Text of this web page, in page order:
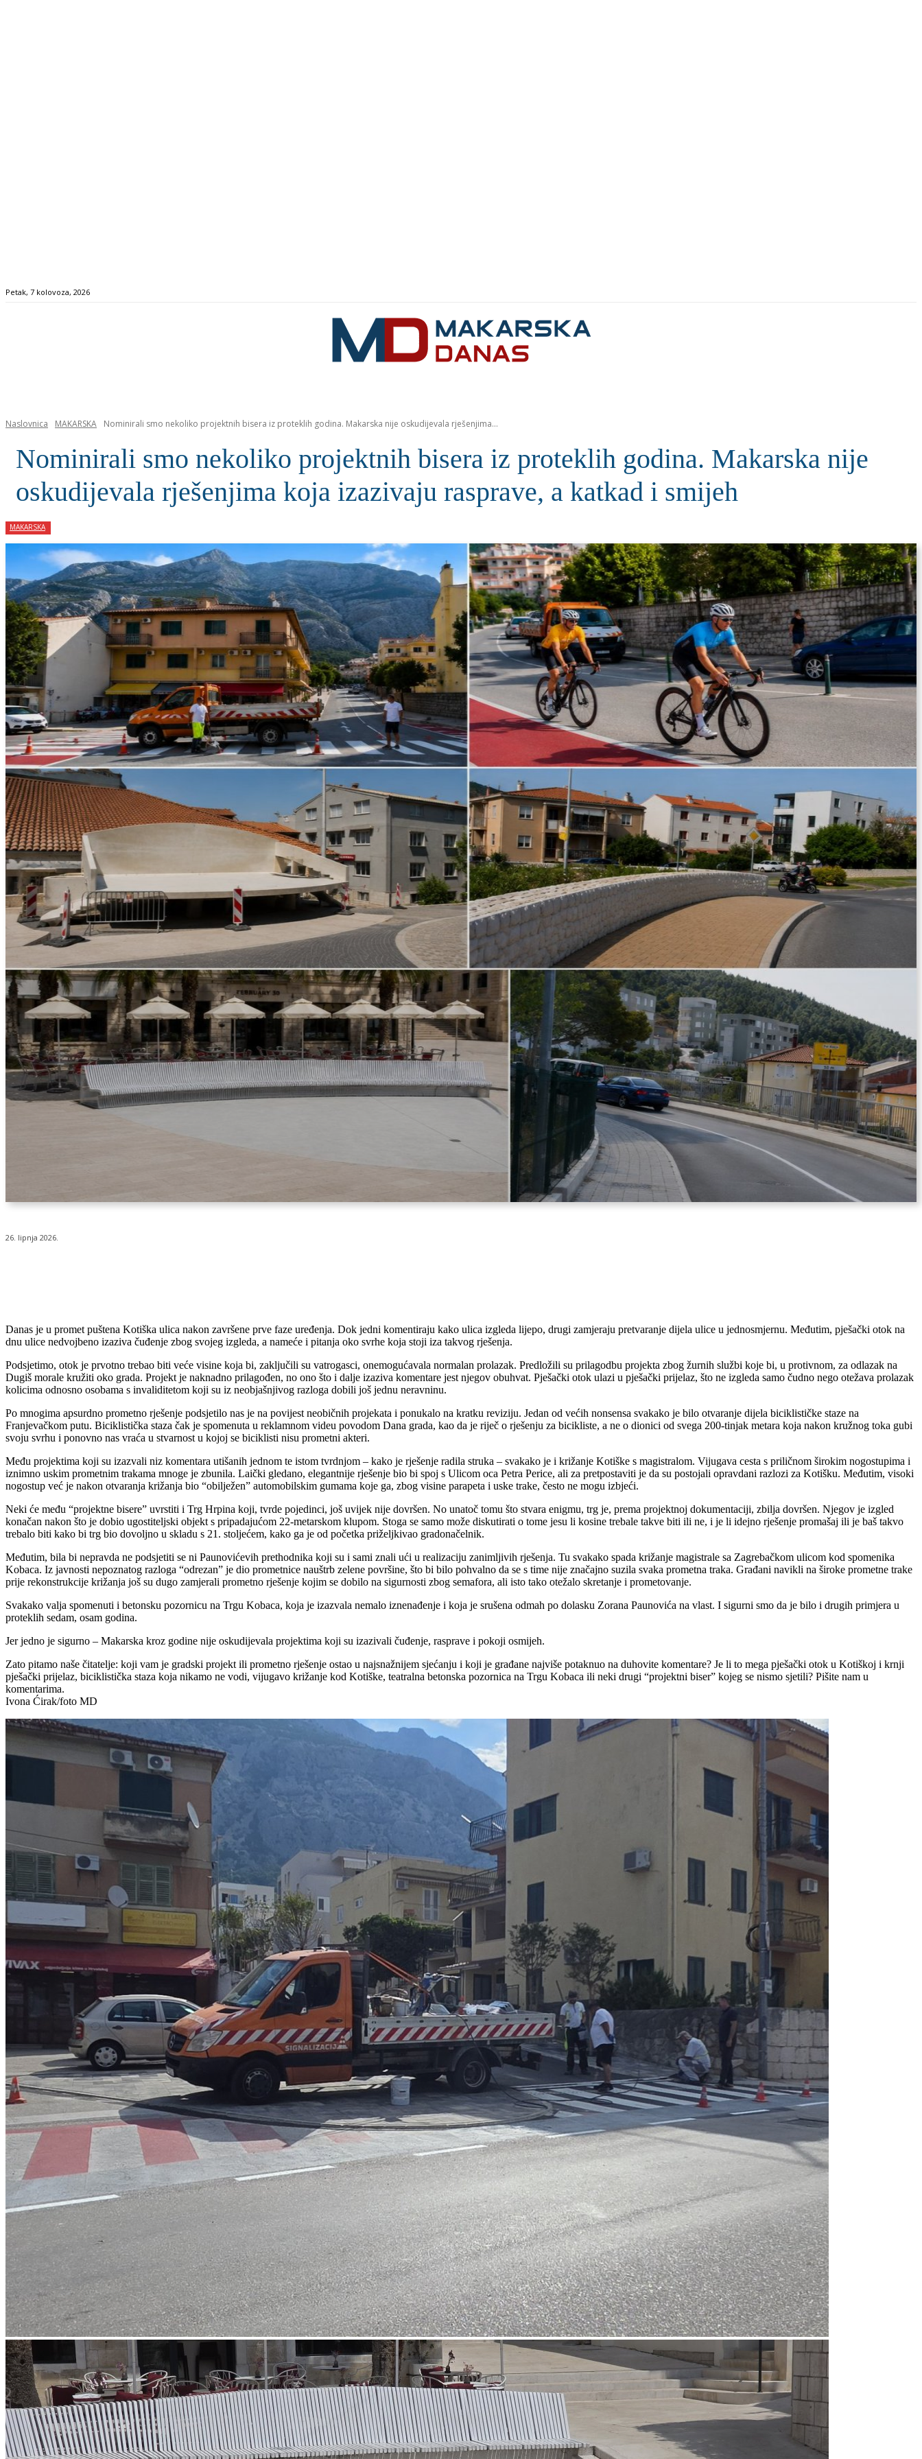
Petak, 7 kolovoza, 2026
Naslovnica MAKARSKA Nominirali smo nekoliko projektnih bisera iz proteklih godina. Makarska nije oskudijevala rješenjima...
Nominirali smo nekoliko projektnih bisera iz proteklih godina. Makarska nije
oskudijevala rješenjima koja izazivaju rasprave, a katkad i smijeh
MAKARSKA
26. lipnja 2026.
Danas je u promet puštena Kotiška ulica nakon završene prve faze uređenja. Dok jedni komentiraju kako ulica izgleda lijepo, drugi zamjeraju pretvaranje dijela ulice u jednosmjernu. Međutim, pješački otok na
dnu ulice nedvojbeno izaziva čuđenje zbog svojeg izgleda, a nameće i pitanja oko svrhe koja stoji iza takvog rješenja.
Podsjetimo, otok je prvotno trebao biti veće visine koja bi, zaključili su vatrogasci, onemogućavala normalan prolazak. Predložili su prilagodbu projekta zbog žurnih službi koje bi, u protivnom, za odlazak na
Dugiš morale kružiti oko grada. Projekt je naknadno prilagođen, no ono što i dalje izaziva komentare jest njegov obuhvat. Pješački otok ulazi u pješački prijelaz, što ne izgleda samo čudno nego otežava prolazak
kolicima odnosno osobama s invaliditetom koji su iz neobjašnjivog razloga dobili još jednu neravninu.
Po mnogima apsurdno prometno rješenje podsjetilo nas je na povijest neobičnih projekata i ponukalo na kratku reviziju. Jedan od većih nonsensa svakako je bilo otvaranje dijela biciklističke staze na
Franjevačkom putu. Biciklistička staza čak je spomenuta u reklamnom videu povodom Dana grada, kao da je riječ o rješenju za bicikliste, a ne o dionici od svega 200-tinjak metara koja nakon kružnog toka gubi
svoju svrhu i ponovno nas vraća u stvarnost u kojoj se biciklisti nisu prometni akteri.
Među projektima koji su izazvali niz komentara utišanih jednom te istom tvrdnjom – kako je rješenje radila struka – svakako je i križanje Kotiške s magistralom. Vijugava cesta s priličnom širokim nogostupima i
iznimno uskim prometnim trakama mnoge je zbunila. Laički gledano, elegantnije rješenje bio bi spoj s Ulicom oca Petra Perice, ali za pretpostaviti je da su postojali opravdani razlozi za Kotišku. Međutim, visoki
nogostup već je nakon otvaranja križanja bio “obilježen” automobilskim gumama koje ga, zbog visine parapeta i uske trake, često ne mogu izbjeći.
Neki će među “projektne bisere” uvrstiti i Trg Hrpina koji, tvrde pojedinci, još uvijek nije dovršen. No unatoč tomu što stvara enigmu, trg je, prema projektnoj dokumentaciji, zbilja dovršen. Njegov je izgled
konačan nakon što je dobio ugostiteljski objekt s pripadajućom 22-metarskom klupom. Stoga se samo može diskutirati o tome jesu li kosine trebale takve biti ili ne, i je li idejno rješenje promašaj ili je baš takvo
trebalo biti kako bi trg bio dovoljno u skladu s 21. stoljećem, kako ga je od početka priželjkivao gradonačelnik.
Međutim, bila bi nepravda ne podsjetiti se ni Paunovićevih prethodnika koji su i sami znali ući u realizaciju zanimljivih rješenja. Tu svakako spada križanje magistrale sa Zagrebačkom ulicom kod spomenika
Kobaca. Iz javnosti nepoznatog razloga “odrezan” je dio prometnice nauštrb zelene površine, što bi bilo pohvalno da se s time nije značajno suzila svaka prometna traka. Građani navikli na široke prometne trake
prije rekonstrukcije križanja još su dugo zamjerali prometno rješenje kojim se dobilo na sigurnosti zbog semafora, ali isto tako otežalo skretanje i prometovanje.
Svakako valja spomenuti i betonsku pozornicu na Trgu Kobaca, koja je izazvala nemalo iznenađenje i koja je srušena odmah po dolasku Zorana Paunovića na vlast. I sigurni smo da je bilo i drugih primjera u
proteklih sedam, osam godina.
Jer jedno je sigurno – Makarska kroz godine nije oskudijevala projektima koji su izazivali čuđenje, rasprave i pokoji osmijeh.
Zato pitamo naše čitatelje: koji vam je gradski projekt ili prometno rješenje ostao u najsnažnijem sjećanju i koji je građane najviše potaknuo na duhovite komentare? Je li to mega pješački otok u Kotiškoj i krnji
pješački prijelaz, biciklistička staza koja nikamo ne vodi, vijugavo križanje kod Kotiške, teatralna betonska pozornica na Trgu Kobaca ili neki drugi “projektni biser” kojeg se nismo sjetili? Pišite nam u
komentarima.
Ivona Ćirak/foto MD